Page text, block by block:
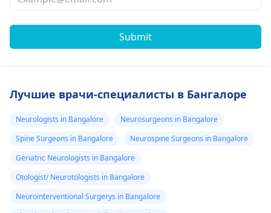
Submit
Лучшие врачи-специалисты в Бангалоре
Neurologists in Bangalore
Neurosurgeons in Bangalore
Spine Surgeons in Bangalore
Neurospine Surgeons in Bangalore
Geriatric Neurologists in Bangalore
Otologist/ Neurotologists in Bangalore
Neurointerventional Surgerys in Bangalore